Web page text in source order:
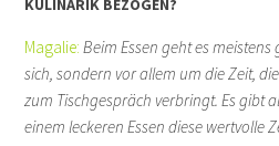
KULINARIK BEZOGEN?
Magalie:Beim Essen geht es
sich, sondern vor allem um die Zeit,
zum Tischgespräch verbringt. Es gibt
einem leckeren Essen diese wertvolle